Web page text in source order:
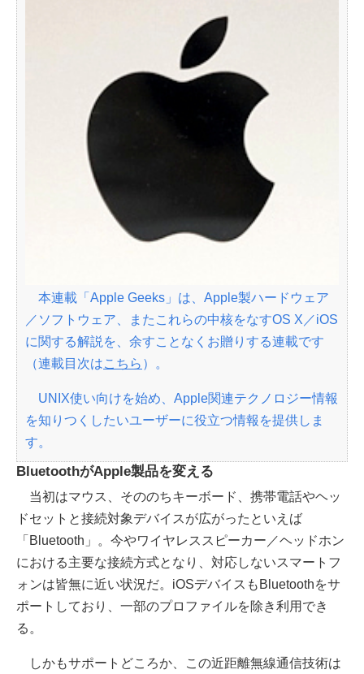
本連載「Apple Geeks」は、Apple製ハードウェア
／ソフトウェア、またこれらの中核をなすOS X／iOS
に関する解説を、余すことなくお贈りする連載です
（連載目次はこちら ）。
UNIX使い向けを始め、Apple関連テクノロジー情報
を知りつくしたいユーザーに役立つ情報を提供しま
す。
BluetoothがApple製品を変える
当初はマウス、そののちキーボード、携帯電話やヘッ
ドセットと接続対象デバイスが広がったといえば
「Bluetooth」。今やワイヤレススピーカー／ヘッドホン
における主要な接続方式となり、対応しないスマートフ
ォンは皆無に近い状況だ。iOSデバイスもBluetoothをサ
ポートしており、一部のプロファイルを除き利用でき
る。
しかもサポートどころか、この近距離無線通信技術は